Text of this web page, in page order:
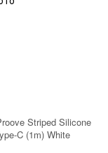
Striped Silicone
C (1m) White